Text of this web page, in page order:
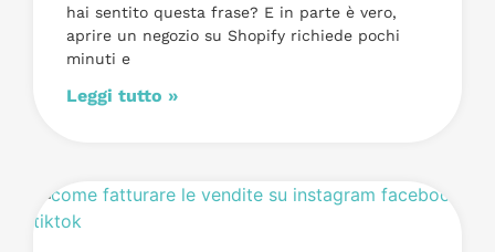
hai sentito questa frase? E in parte è vero,
aprire un negozio su Shopify richiede pochi
minuti e
Leggi tutto »